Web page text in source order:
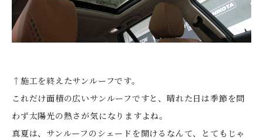
↑施工を終えたサンルーフです。
これだけ面積の広いサンルーフですと、晴れた日は季節を問
わず太陽光の熱さが気になりますよね。
真夏は、サンルーフのシェードを開けるなんて、とてもじゃ